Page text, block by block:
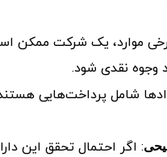
موارد، یک شرکت ممکن
وجوه نقدی شود.
شامل پرداخت‌هایی
: اگر احتمال تحقق این